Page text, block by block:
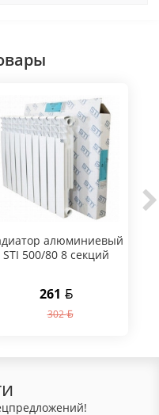
алюминиевый
STI 500/80 8 секций
261
302